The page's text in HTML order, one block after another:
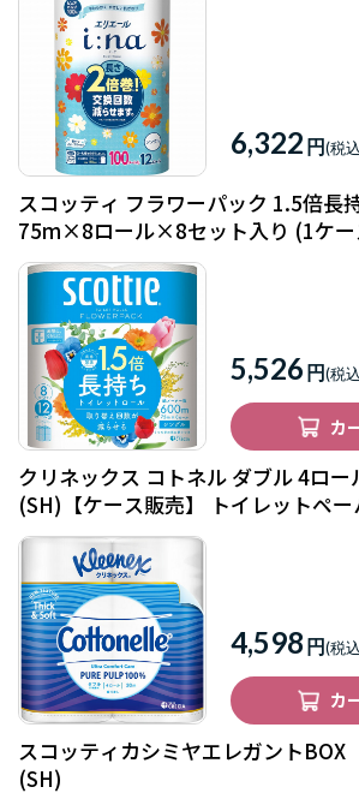
6,322 円
スコッティ フラワーパック 1.5倍長
75m×8ロール×8セット入り (1ケー
5,526 円
カ
クリネックス コトネル ダブル 4ロー
(SH)【ケース販売】 トイレットペー
4,598 円
カ
スコッティカシミヤエレガント
(SH)